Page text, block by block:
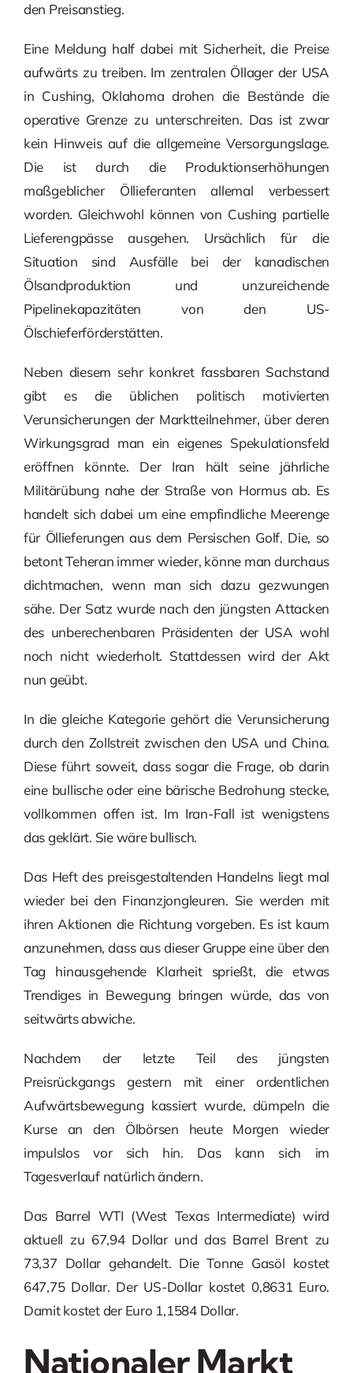
den Preisanstieg.
Eine Meldung half dabei mit Sicherheit, die Preise
aufwärts zu treiben. Im zentralen Öllager der USA
in Cushing, Oklahoma drohen die Bestände die
operative Grenze zu unterschreiten. Das ist zwar
kein Hinweis auf die allgemeine Versorgungslage.
Die ist durch die Produktionserhöhungen
maßgeblicher Öllieferanten allemal verbessert
worden. Gleichwohl können von Cushing partielle
Lieferengpässe ausgehen. Ursächlich für die
Situation sind Ausfälle bei der kanadischen
Ölsandproduktion und unzureichende
Pipelinekapazitäten von den US-
Ölschieferförderstätten.
Neben diesem sehr konkret fassbaren Sachstand
gibt es die üblichen politisch motivierten
Verunsicherungen der Marktteilnehmer, über deren
Wirkungsgrad man ein eigenes Spekulationsfeld
eröffnen könnte. Der Iran hält seine jährliche
Militärübung nahe der Straße von Hormus ab. Es
handelt sich dabei um eine empfindliche Meerenge
für Öllieferungen aus dem Persischen Golf. Die, so
betont Teheran immer wieder, könne man durchaus
dichtmachen, wenn man sich dazu gezwungen
sähe. Der Satz wurde nach den jüngsten Attacken
des unberechenbaren Präsidenten der USA wohl
noch nicht wiederholt. Stattdessen wird der Akt
nun geübt.
In die gleiche Kategorie gehört die Verunsicherung
durch den Zollstreit zwischen den USA und China.
Diese führt soweit, dass sogar die Frage, ob darin
eine bullische oder eine bärische Bedrohung stecke,
vollkommen offen ist. Im Iran-Fall ist wenigstens
das geklärt. Sie wäre bullisch.
Das Heft des preisgestaltenden Handelns liegt mal
wieder bei den Finanzjongleuren. Sie werden mit
ihren Aktionen die Richtung vorgeben. Es ist kaum
anzunehmen, dass aus dieser Gruppe eine über den
Tag hinausgehende Klarheit sprießt, die etwas
Trendiges in Bewegung bringen würde, das von
seitwärts abwiche.
Nachdem der letzte Teil des jüngsten
Preisrückgangs gestern mit einer ordentlichen
Aufwärtsbewegung kassiert wurde, dümpeln die
Kurse an den Ölbörsen heute Morgen wieder
impulslos vor sich hin. Das kann sich im
Tagesverlauf natürlich ändern.
Das Barrel WTI (West Texas Intermediate) wird
aktuell zu 67,94 Dollar und das Barrel Brent zu
73,37 Dollar gehandelt. Die Tonne Gasöl kostet
647,75 Dollar. Der US-Dollar kostet 0,8631 Euro.
Damit kostet der Euro 1,1584 Dollar.
Nationaler Markt